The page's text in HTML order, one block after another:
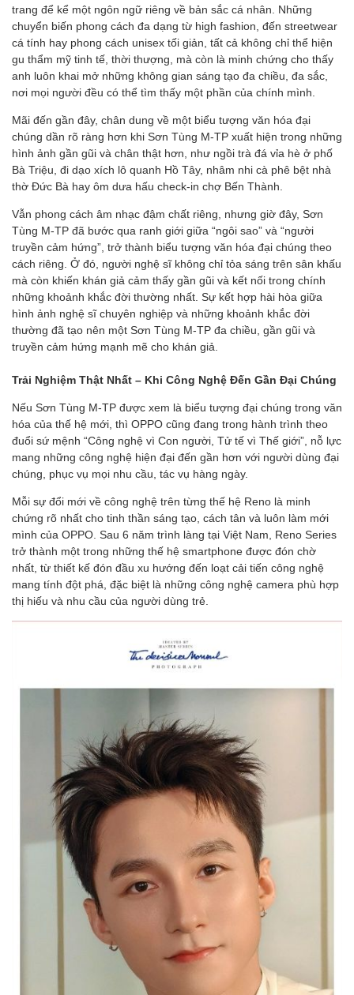
trang để kể một ngôn ngữ riêng về bản sắc cá nhân. Những
chuyển biến phong cách đa dạng từ high fashion, đến streetwear
cá tính hay phong cách unisex tối giản, tất cả không chỉ thể hiện
gu thẩm mỹ tinh tế, thời thượng, mà còn là minh chứng cho thấy
anh luôn khai mở những không gian sáng tạo đa chiều, đa sắc,
nơi mọi người đều có thể tìm thấy một phần của chính mình.
Mãi đến gần đây, chân dung về một biểu tượng văn hóa đại
chúng dần rõ ràng hơn khi Sơn Tùng M-TP xuất hiện trong những
hình ảnh gần gũi và chân thật hơn, như ngồi trà đá vỉa hè ở phố
Bà Triệu, đi dạo xích lô quanh Hồ Tây, nhâm nhi cà phê bệt nhà
thờ Đức Bà hay ôm dưa hấu check-in chợ Bến Thành.
Vẫn phong cách âm nhạc đậm chất riêng, nhưng giờ đây, Sơn
Tùng M-TP đã bước qua ranh giới giữa “ngôi sao” và “người
truyền cảm hứng”, trở thành biểu tượng văn hóa đại chúng theo
cách riêng. Ở đó, người nghệ sĩ không chỉ tỏa sáng trên sân khấu
mà còn khiến khán giả cảm thấy gần gũi và kết nối trong chính
những khoảnh khắc đời thường nhất. Sự kết hợp hài hòa giữa
hình ảnh nghệ sĩ chuyên nghiệp và những khoảnh khắc đời
thường đã tạo nên một Sơn Tùng M-TP đa chiều, gần gũi và
truyền cảm hứng mạnh mẽ cho khán giả.
Trải Nghiệm Thật Nhất – Khi Công Nghệ Đến Gần Đại Chúng
Nếu Sơn Tùng M-TP được xem là biểu tượng đại chúng trong văn
hóa của thế hệ mới, thì OPPO cũng đang trong hành trình theo
đuổi sứ mệnh “Công nghệ vì Con người, Tử tế vì Thế giới”, nỗ lực
mang những công nghệ hiện đại đến gần hơn với người dùng đại
chúng, phục vụ mọi nhu cầu, tác vụ hàng ngày.
Mỗi sự đổi mới về công nghệ trên từng thế hệ Reno là minh
chứng rõ nhất cho tinh thần sáng tạo, cách tân và luôn làm mới
mình của OPPO. Sau 6 năm trình làng tại Việt Nam, Reno Series
trở thành một trong những thế hệ smartphone được đón chờ
nhất, từ thiết kế đón đầu xu hướng đến loạt cải tiến công nghệ
mang tính đột phá, đặc biệt là những công nghệ camera phù hợp
thị hiếu và nhu cầu của người dùng trẻ.